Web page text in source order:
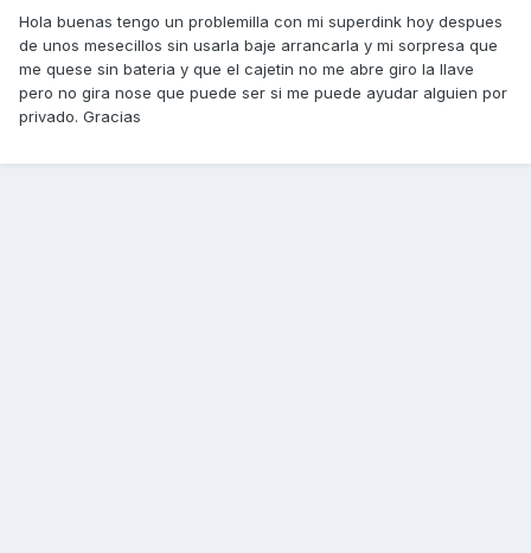
Hola buenas tengo un problemilla con mi superdink hoy despues
de unos mesecillos sin usarla baje arrancarla y mi sorpresa que
me quese sin bateria y que el cajetin no me abre giro la llave
pero no gira nose que puede ser si me puede ayudar alguien por
privado. Gracias